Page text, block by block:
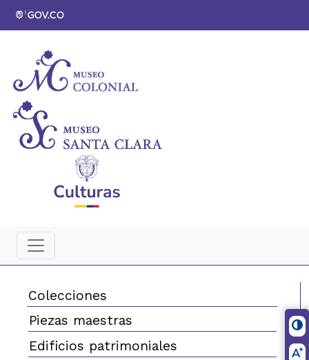
Colecciones
Piezas maestras
Edificios patrimoniales